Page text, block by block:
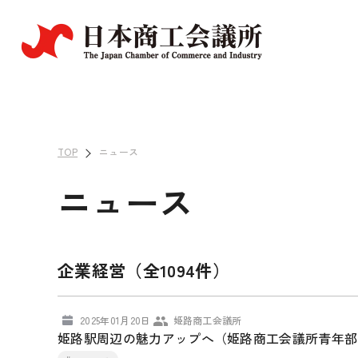
TOP ニュース
ニュース
企業経営（全1094件）
2025年01月20日 姫路商工会議所
姫路駅周辺の魅力アップへ（姫路商工会議所青年